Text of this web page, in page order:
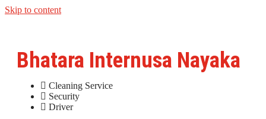
Skip to content
Bhatara Internusa Nayaka
Cleaning Service
Security
Driver